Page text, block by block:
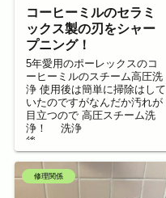
コーヒーミルのセラミ
ックス製の刃をシャー
プニング！
5年愛用のポーレックスのコ
ーヒーミルのスチーム高圧洗
浄 使用後は簡単に掃除はして
いたのですがなんだか汚れが
目立つので 高圧スチーム洗
浄！ 洗浄
後
洗浄前 左が洗浄後...
修理関係